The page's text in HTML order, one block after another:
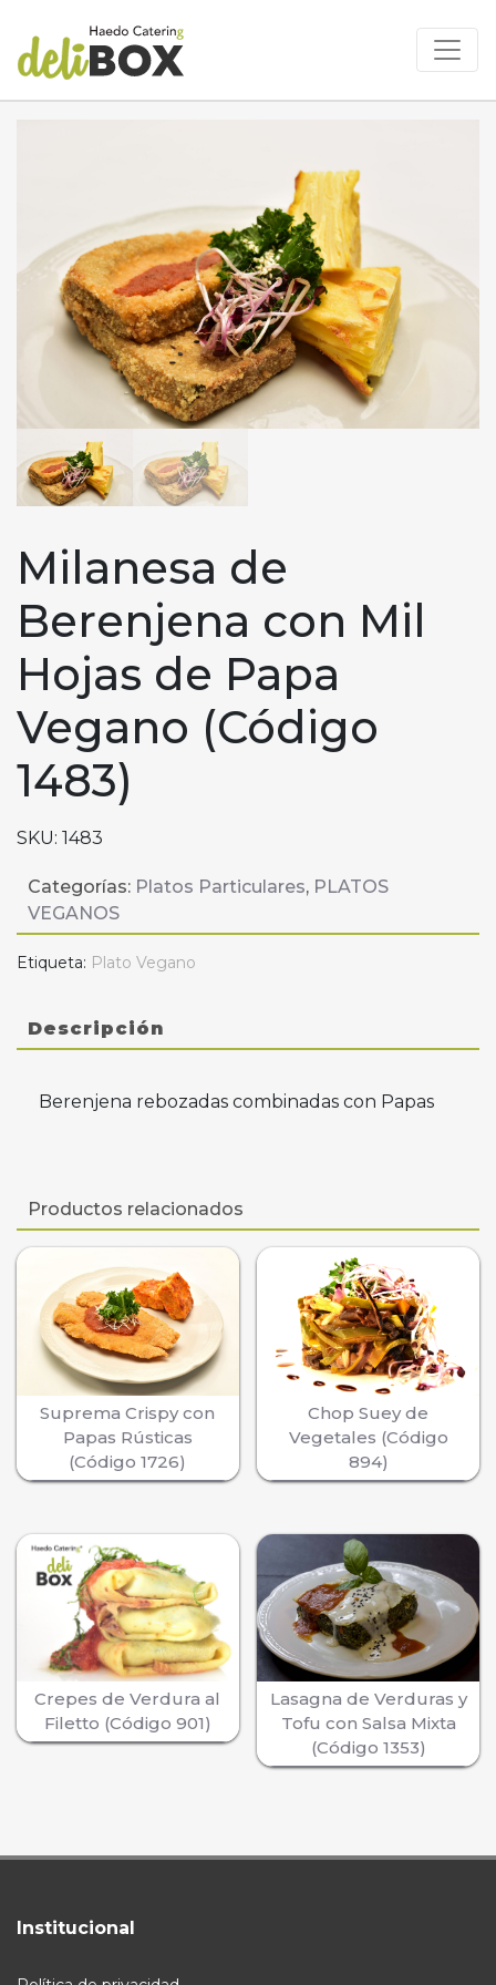
Milanesa de
Berenjena con Mil
Hojas de Papa
Vegano (Código
1483)
SKU: 1483
Categorías: Platos Particulares, PLATOS
VEGANOS
Etiqueta: Plato Vegano
Descripción
Berenjena rebozadas combinadas con Papas
Productos relacionados
Suprema Crispy con
Papas Rústicas
(Código 1726)
Chop Suey de
Vegetales (Código
894)
Crepes de Verdura al
Filetto (Código 901)
Lasagna de Verduras y
Tofu con Salsa Mixta
(Código 1353)
Institucional